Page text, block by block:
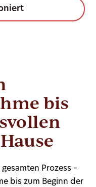
bis
Prozess –
bis zum Beginn der